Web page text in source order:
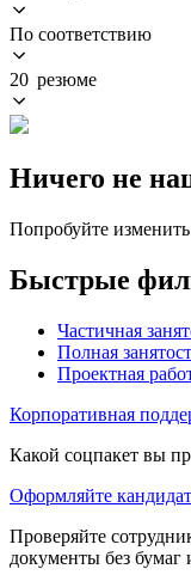
По соответствию
20 резюме
Ничего не
Попробуйте
Быстрые
Частичная
Полная
Проектная
Корпоративная
Какой соцпакет вы
Оформляйте
Проверяйте
документы без бумаг